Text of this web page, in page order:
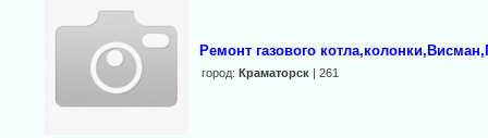
Ремонт газового
город: Краматорск| 261